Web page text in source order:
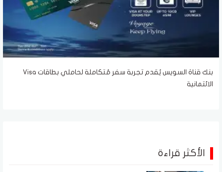
بنك قناة السويس يُقدم تجربة سفر مُتكاملة لحاملي بطاقات Visa
الائتمانية
الأكثر قراءة